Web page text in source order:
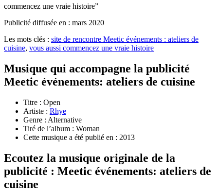
commencez une vraie histoire”
Publicité diffusée en : mars 2020
Les mots clés : site de rencontre Meetic événements : ateliers de
cuisine, vous aussi commencez une vraie histoire
Musique qui accompagne la publicité
Meetic événements: ateliers de cuisine
Titre : Open
Artiste : Rhye
Genre : Alternative
Tiré de l’album : Woman
Cette musique a été publié en : 2013
Ecoutez la musique originale de la
publicité : Meetic événements: ateliers de
cuisine